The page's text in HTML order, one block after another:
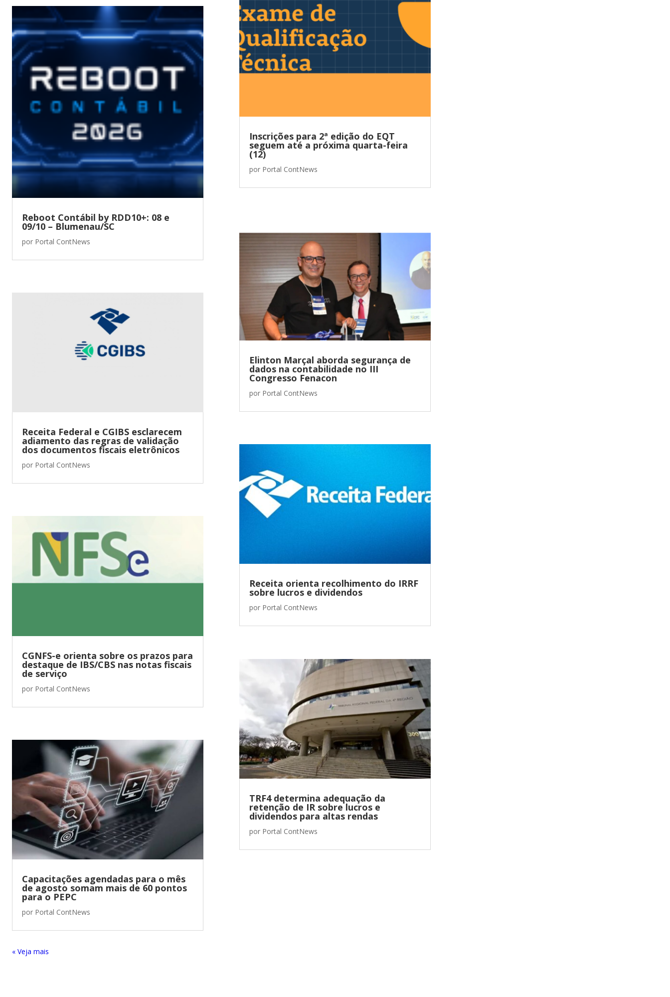
Reboot Contábil by RDD10+: 08 e
09/10 – Blumenau/SC
por Portal ContNews
Receita Federal e CGIBS esclarecem
adiamento das regras de validação
dos documentos fiscais eletrônicos
por Portal ContNews
CGNFS-e orienta sobre os prazos para
destaque de IBS/CBS nas notas fiscais
de serviço
por Portal ContNews
Capacitações agendadas para o mês
de agosto somam mais de 60 pontos
para o PEPC
por Portal ContNews
Inscrições para 2ª edição do EQT
seguem até a próxima quarta-feira
(12)
por Portal ContNews
Elinton Marçal aborda segurança de
dados na contabilidade no III
Congresso Fenacon
por Portal ContNews
Receita orienta recolhimento do IRRF
sobre lucros e dividendos
por Portal ContNews
TRF4 determina adequação da
retenção de IR sobre lucros e
dividendos para altas rendas
por Portal ContNews
« Entradas Antigas